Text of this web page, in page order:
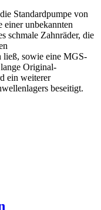
Standardpumpe von
einer unbekannten
schmale Zahnräder, die
ließ, sowie eine MGS-
Original-
ein weiterer
beseitigt.